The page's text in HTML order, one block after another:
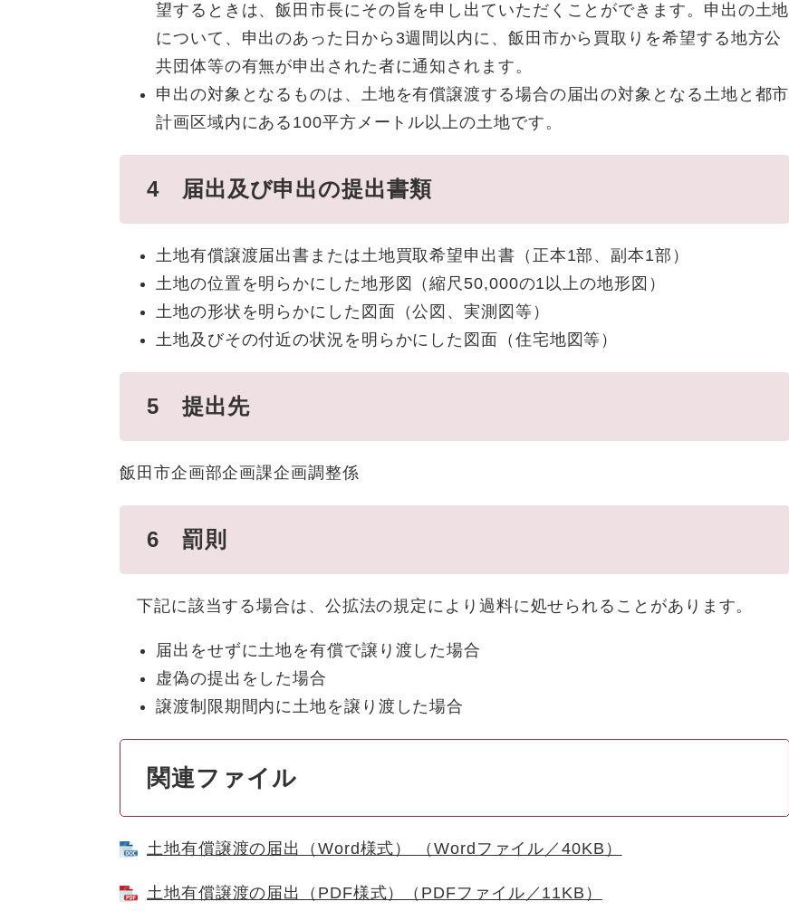
望するときは、飯田市長にその旨を申し出ていただくことができます。申出の土地
について、申出のあった日から3週間以内に、飯田市から買取りを希望する地方公
共団体等の有無が申出された者に通知されます。
申出の対象となるものは、土地を有償譲渡する場合の届出の対象となる土地と都市
計画区域内にある100平方メートル以上の土地です。
4 届出及び申出の提出書類
土地有償譲渡届出書または土地買取希望申出書（正本1部、副本1部）
土地の位置を明らかにした地形図（縮尺50,000の1以上の地形図）
土地の形状を明らかにした図面（公図、実測図等）
土地及びその付近の状況を明らかにした図面（住宅地図等）
5 提出先
飯田市企画部企画課企画調整係
6 罰則
下記に該当する場合は、公拡法の規定により過料に処せられることがあります。
届出をせずに土地を有償で譲り渡した場合
虚偽の提出をした場合
譲渡制限期間内に土地を譲り渡した場合
関連ファイル
土地有償譲渡の届出（Word様式） （Wordファイル／40KB）
土地有償譲渡の届出（PDF様式）（PDFファイル／11KB）